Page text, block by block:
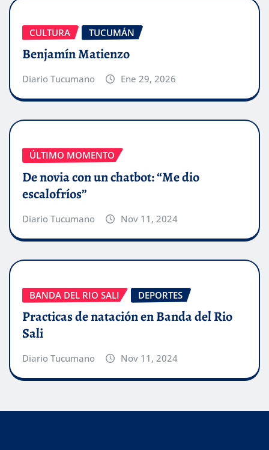
CULTURA TUCUMÁN
Benjamín Matienzo
Diario Tucumano Ene 29, 2026
ÚLTIMO MOMENTO
De novia con un chatbot: “Me dio
escalofríos”
Diario Tucumano Nov 11, 2024
BANDA DEL RIO SALI DEPORTES
Practicas de natación en Banda del Rio
Sali
Diario Tucumano Nov 11, 2024